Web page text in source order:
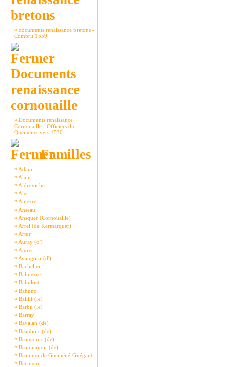
bretons
¤ documents renaissance bretons -
Combrit 1559
Documents
renaissance
cornouaille
¤ Documents renaissance
Cornouaille - Officiers du
Quemenet vers 1530.
Familles
¤ Adam
¤ Alain
¤ Aldroviche
¤ Alet
¤ Amezre
¤ Anseau
¤ Ansquer (Cornouaille)
¤ Arrel (de Kermarquer)
¤ Artur
¤ Auray (d')
¤ Autret
¤ Avaugour (d')
¤ Bachelier
¤ Bahuezre
¤ Bahulost
¤ Bahuno
¤ Baillif (le)
¤ Barbu (le)
¤ Barray
¤ Bavalan (de)
¤ Beaubois (de)
¤ Beaucours (de)
¤ Beaumanoir (de)
¤ Beaumer de Guéméné-Guégant
¤ Becmeur